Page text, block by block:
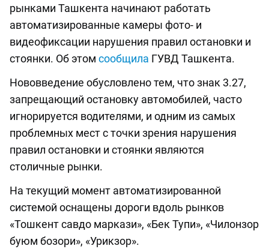
рынками Ташкента начинают работать
автоматизированные камеры фото- и
видеофиксации нарушения правил остановки и
стоянки. Об этом сообщила ГУВД Ташкента.
Нововведение обусловлено тем, что знак 3.27,
запрещающий остановку автомобилей, часто
игнорируется водителями, и одним из самых
проблемных мест с точки зрения нарушения
правил остановки и стоянки являются
столичные рынки.
На текущий момент автоматизированной
системой оснащены дороги вдоль рынков
«Тошкент савдо маркази», «Бек Тупи», «Чилонзор
буюм бозори», «Урикзор».